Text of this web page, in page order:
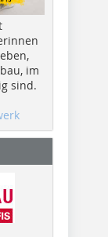
im
sind.